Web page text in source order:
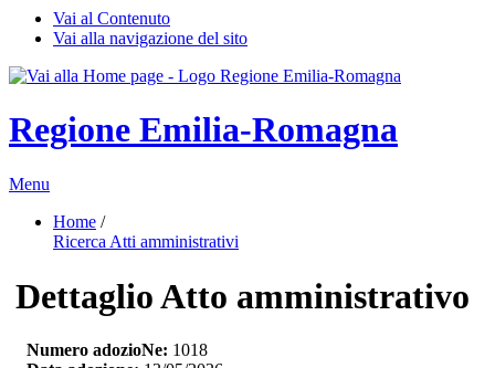
Vai al Contenuto
Vai alla navigazione del sito
Regione Emilia-Romagna
Menu
Home /
Ricerca Atti amministrativi
Dettaglio Atto amministrativo
Numero adozioNe: 1018